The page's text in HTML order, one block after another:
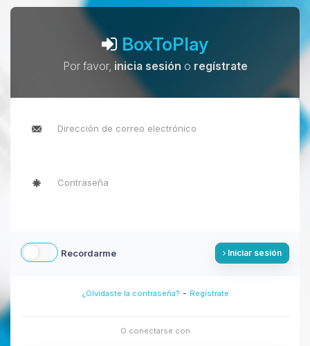
BoxToPlay
Por favor, inicia sesión o regístrate
Recordarme Iniciar sesión
¿Olvidaste la contraseña? - Regístrate
O conectarse con